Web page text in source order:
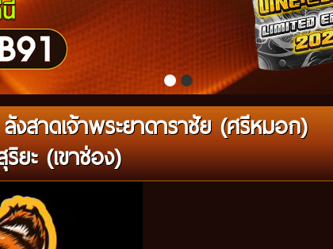
สาดเจ้าพระยาดาราชัย (ศรีหมอก)
ยะ (เขาช่อง)